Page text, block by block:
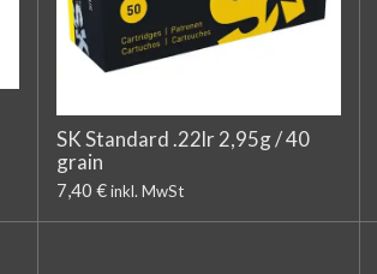
SK Standard .22lr 2,95g / 40
grain
7,40 € inkl. MwSt